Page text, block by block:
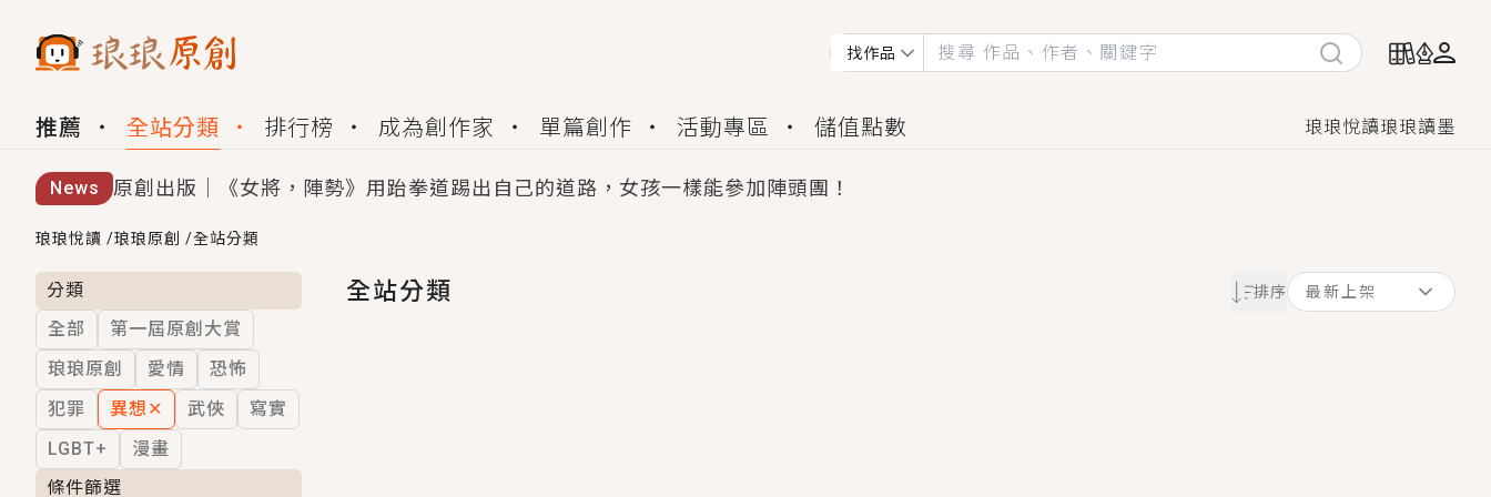
找作品
推薦 全站分類 排行榜 成為創作家 單篇創作 活動專區 儲值點數 琅琅悅讀琅琅讀墨
News 原創出版｜《女將，陣勢》用跆拳道踢出自己的道路，女孩一樣能參加陣頭團！
創,作家招募｜華文小說創作首選！有機會獲得豐富廣宣資源、專屬服務與獨享福利！
小編心動書單｜《離婚你提的，二婚嫁大佬，你哭什麼？》追妻火葬場！前夫失憶移情別戀，她頭也不回找新歡，他居然還後悔了？
GL｜《夏日與檸檬與重疊世界》炎熱的夏日、檸檬的香氣、互相愛慕的兩位少女，今夏最推純愛GL漫畫！
BL｜《費洛蒙中毒》救命！特殊費洛蒙體質世界觀，無法抗拒的吸引力，已中毒Σ>―(〃°ω°〃)♡→
OMG你嚇到我了｜《陰陽鬼店》上班族買了房子模型，但現實中買下的竟是屬於他的停屍櫃？！
言情｜《國語推行員》每個人心中都有一個連自己也無法改變的永恆， 他的一生將不由自主追逐著她……
琅琅悅讀 /琅琅原創 /全站分類
分類
全部
第一屆原創大賞
琅琅原創
愛情
恐怖
犯罪
異想 ✕ 武俠
寫實
LGBT+
漫畫
條件篩選
全站分類 排序 最新上架